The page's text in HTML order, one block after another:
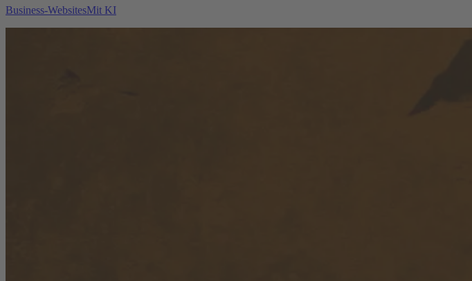
Business-WebsitesMit KI